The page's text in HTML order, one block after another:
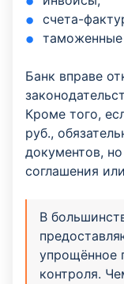
счета-
Банк вправе
Кроме того,
руб.,
документов,
соглашения
В
упрощённое
контроля.